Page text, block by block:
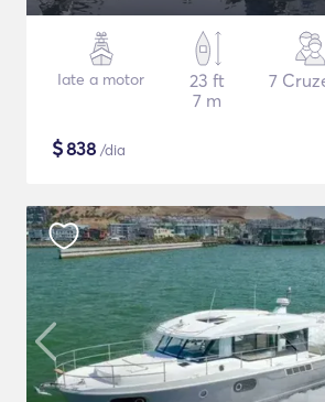
Iate a motor
23 ft
7 m
7
$838 /dia